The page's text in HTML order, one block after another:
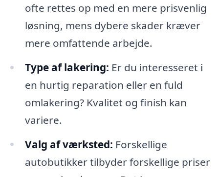
ofte rettes op med en mere prisvenlig
løsning, mens dybere skader kræver
mere omfattende arbejde.
Type af lakering: Er du interesseret i
en hurtig reparation eller en fuld
omlakering? Kvalitet og finish kan
variere.
Valg af værksted: Forskellige
autobutikker tilbyder forskellige priser